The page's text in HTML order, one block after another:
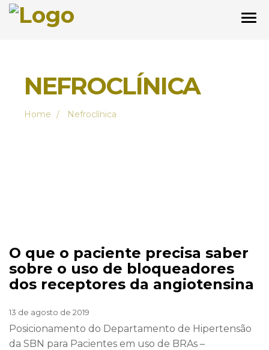
NEFROCLÍNICA
Home Nefroclínica
O que o paciente precisa saber
sobre o uso de bloqueadores
dos receptores da angiotensina
13 de agosto de 2019
Posicionamento do Departamento de Hipertensão
da SBN para Pacientes em uso de BRAs –